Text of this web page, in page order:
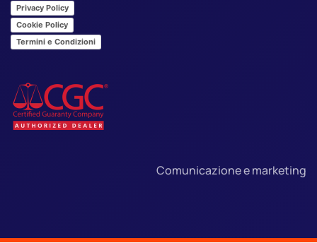
Privacy Policy
Cookie Policy
Termini e Condizioni
Comunicazione e marketing